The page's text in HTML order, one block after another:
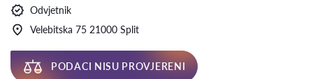
Odvjetnik
Velebitska 75 21000 Split
PODACI NISU PROVJERENI